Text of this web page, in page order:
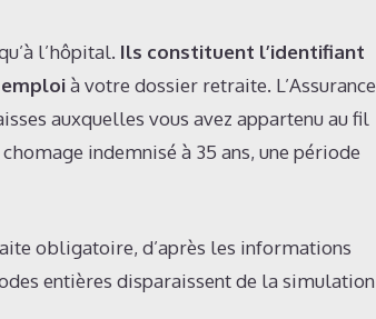
l’hôpital. Ils constituent l’identifiant
à votre dossier retraite. L’Assurance
auxquelles vous avez appartenu au fil
indemnisé à 35 ans, une période
obligatoire, d’après les informations
entières disparaissent de la simulation